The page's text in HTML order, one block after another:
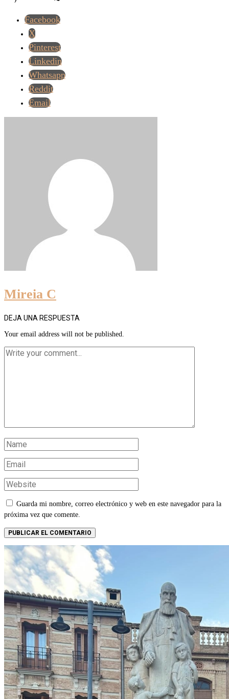
Facebook
X
Pinterest
Linkedin
Whatsapp
Reddit
Email
Mireia C
DEJA UNA RESPUESTA
Your email address will not be published.
Guarda mi nombre, correo electrónico y web en este navegador para la
próxima vez que comente.